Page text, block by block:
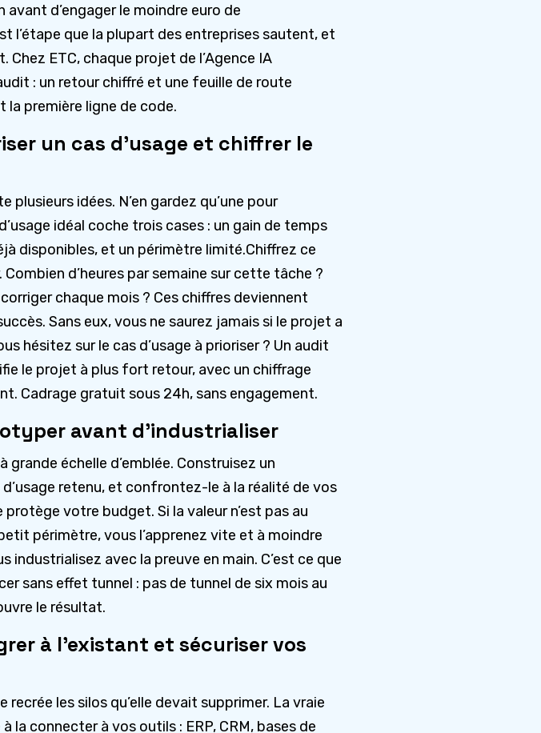
avant d’engager le moindre euro de
l’étape que la plupart des entreprises sautent, et
Chez ETC, chaque projet de l’Agence IA
: un retour chiffré et une feuille de route
la première ligne de code.
un cas d’usage et chiffrer le
plusieurs idées. N’en gardez qu’une pour
idéal coche trois cases : un gain de temps
disponibles, et un périmètre limité.Chiffrez ce
d’heures par semaine sur cette tâche ?
corriger chaque mois ? Ces chiffres deviennent
Sans eux, vous ne saurez jamais si le projet a
hésitez sur le cas d’usage à prioriser ? Un audit
le projet à plus fort retour, avec un chiffrage
Cadrage gratuit sous 24h, sans engagement.
avant d’industrialiser
grande échelle d’emblée. Construisez un
retenu, et confrontez-le à la réalité de vos
votre budget. Si la valeur n’est pas au
périmètre, vous l’apprenez vite et à moindre
industrialisez avec la preuve en main. C’est ce que
sans effet tunnel : pas de tunnel de six mois au
le résultat.
à l’existant et sécuriser vos
recrée les silos qu’elle devait supprimer. La vraie
la connecter à vos outils : ERP, CRM, bases de